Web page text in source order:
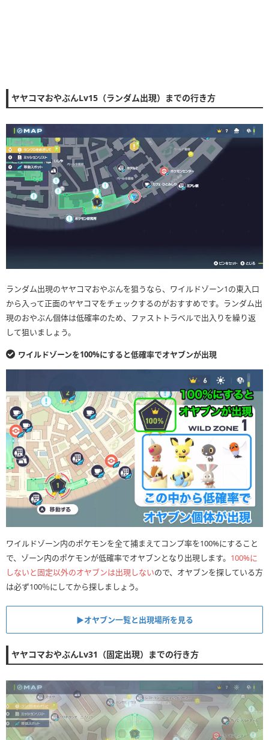
ヤヤコマおやぶんLv15（ランダム出現）までの行き方
ランダム出現のヤヤコマおやぶんを狙うなら、ワイルドゾーン1の東入口
から入って正面のヤヤコマをチェックするのがおすすめです。ランダム出
現のおやぶん個体は低確率のため、ファストトラベルで出入りを繰り返
して狙いましょう。
ワイルドゾーンを100%にすると低確率でオヤブンが出現
ワイルドゾーン内のポケモンを全て捕まえてコンプ率を100%にすること
で、ゾーン内のポケモンが低確率でオヤブンとなり出現します。 100%に
しないと固定以外のオヤブンは出現しないので、オヤブンを探している方
は必ず100％にしてから探しましょう。
▶︎オヤブン一覧と出現場所を見る
ヤヤコマおやぶんLv31（固定出現）までの行き方